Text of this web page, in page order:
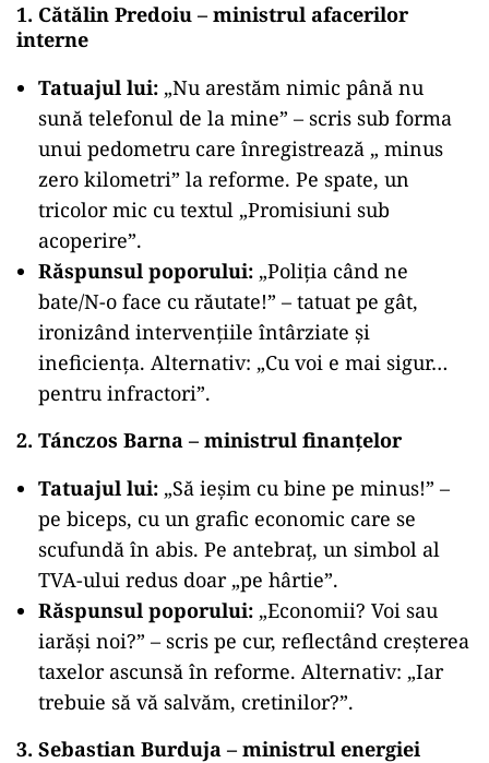
1. Cătălin Predoiu – ministrul afacerilor
interne
Tatuajul lui: „Nu arestăm nimic până nu
sună telefonul de la mine” – scris sub forma
unui pedometru care înregistrează „ minus
zero kilometri” la reforme. Pe spate, un
tricolor mic cu textul „Promisiuni sub
acoperire”.
Răspunsul poporului: „Poliția când ne
bate/N-o face cu răutate!” – tatuat pe gât,
ironizând intervențiile întârziate și
ineficiența. Alternativ: „Cu voi e mai sigur…
pentru infractori”.
2. Tánczos Barna – ministrul finanțelor
Tatuajul lui: „Să ieșim cu bine pe minus!” –
pe biceps, cu un grafic economic care se
scufundă în abis. Pe antebraț, un simbol al
TVA-ului redus doar „pe hârtie”.
Răspunsul poporului: „Economii? Voi sau
iarăși noi?” – scris pe cur, reflectând creșterea
taxelor ascunsă în reforme. Alternativ: „Iar
trebuie să vă salvăm, cretinilor?”.
3. Sebastian Burduja – ministrul energiei